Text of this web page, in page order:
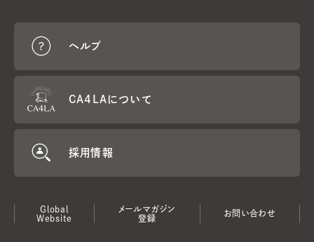
ヘルプ
CA4LAについて
採用情報
Global
Website
メールマガジン
登録
お問い合わせ